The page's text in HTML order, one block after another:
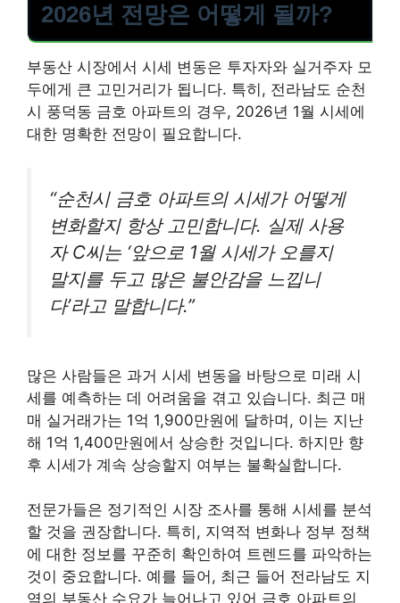
2026년 전망은 어떻게 될까?
부동산 시장에서 시세 변동은 투자자와 실거주자 모
두에게 큰 고민거리가 됩니다. 특히, 전라남도 순천
시 풍덕동 금호 아파트의 경우, 2026년 1월 시세에
대한 명확한 전망이 필요합니다.
“순천시 금호 아파트의 시세가 어떻게
변화할지 항상 고민합니다. 실제 사용
자 C씨는 ‘앞으로 1월 시세가 오를지
말지를 두고 많은 불안감을 느낍니
다’라고 말합니다.”
많은 사람들은 과거 시세 변동을 바탕으로 미래 시
세를 예측하는 데 어려움을 겪고 있습니다. 최근 매
매 실거래가는 1억 1,900만원에 달하며, 이는 지난
해 1억 1,400만원에서 상승한 것입니다. 하지만 향
후 시세가 계속 상승할지 여부는 불확실합니다.
전문가들은 정기적인 시장 조사를 통해 시세를 분석
할 것을 권장합니다. 특히, 지역적 변화나 정부 정책
에 대한 정보를 꾸준히 확인하여 트렌드를 파악하는
것이 중요합니다. 예를 들어, 최근 들어 전라남도 지
역의 부동산 수요가 늘어나고 있어 금호 아파트의